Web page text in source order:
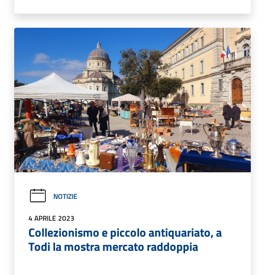
NOTIZIE
4 APRILE 2023
Collezionismo e piccolo antiquariato, a
Todi la mostra mercato raddoppia